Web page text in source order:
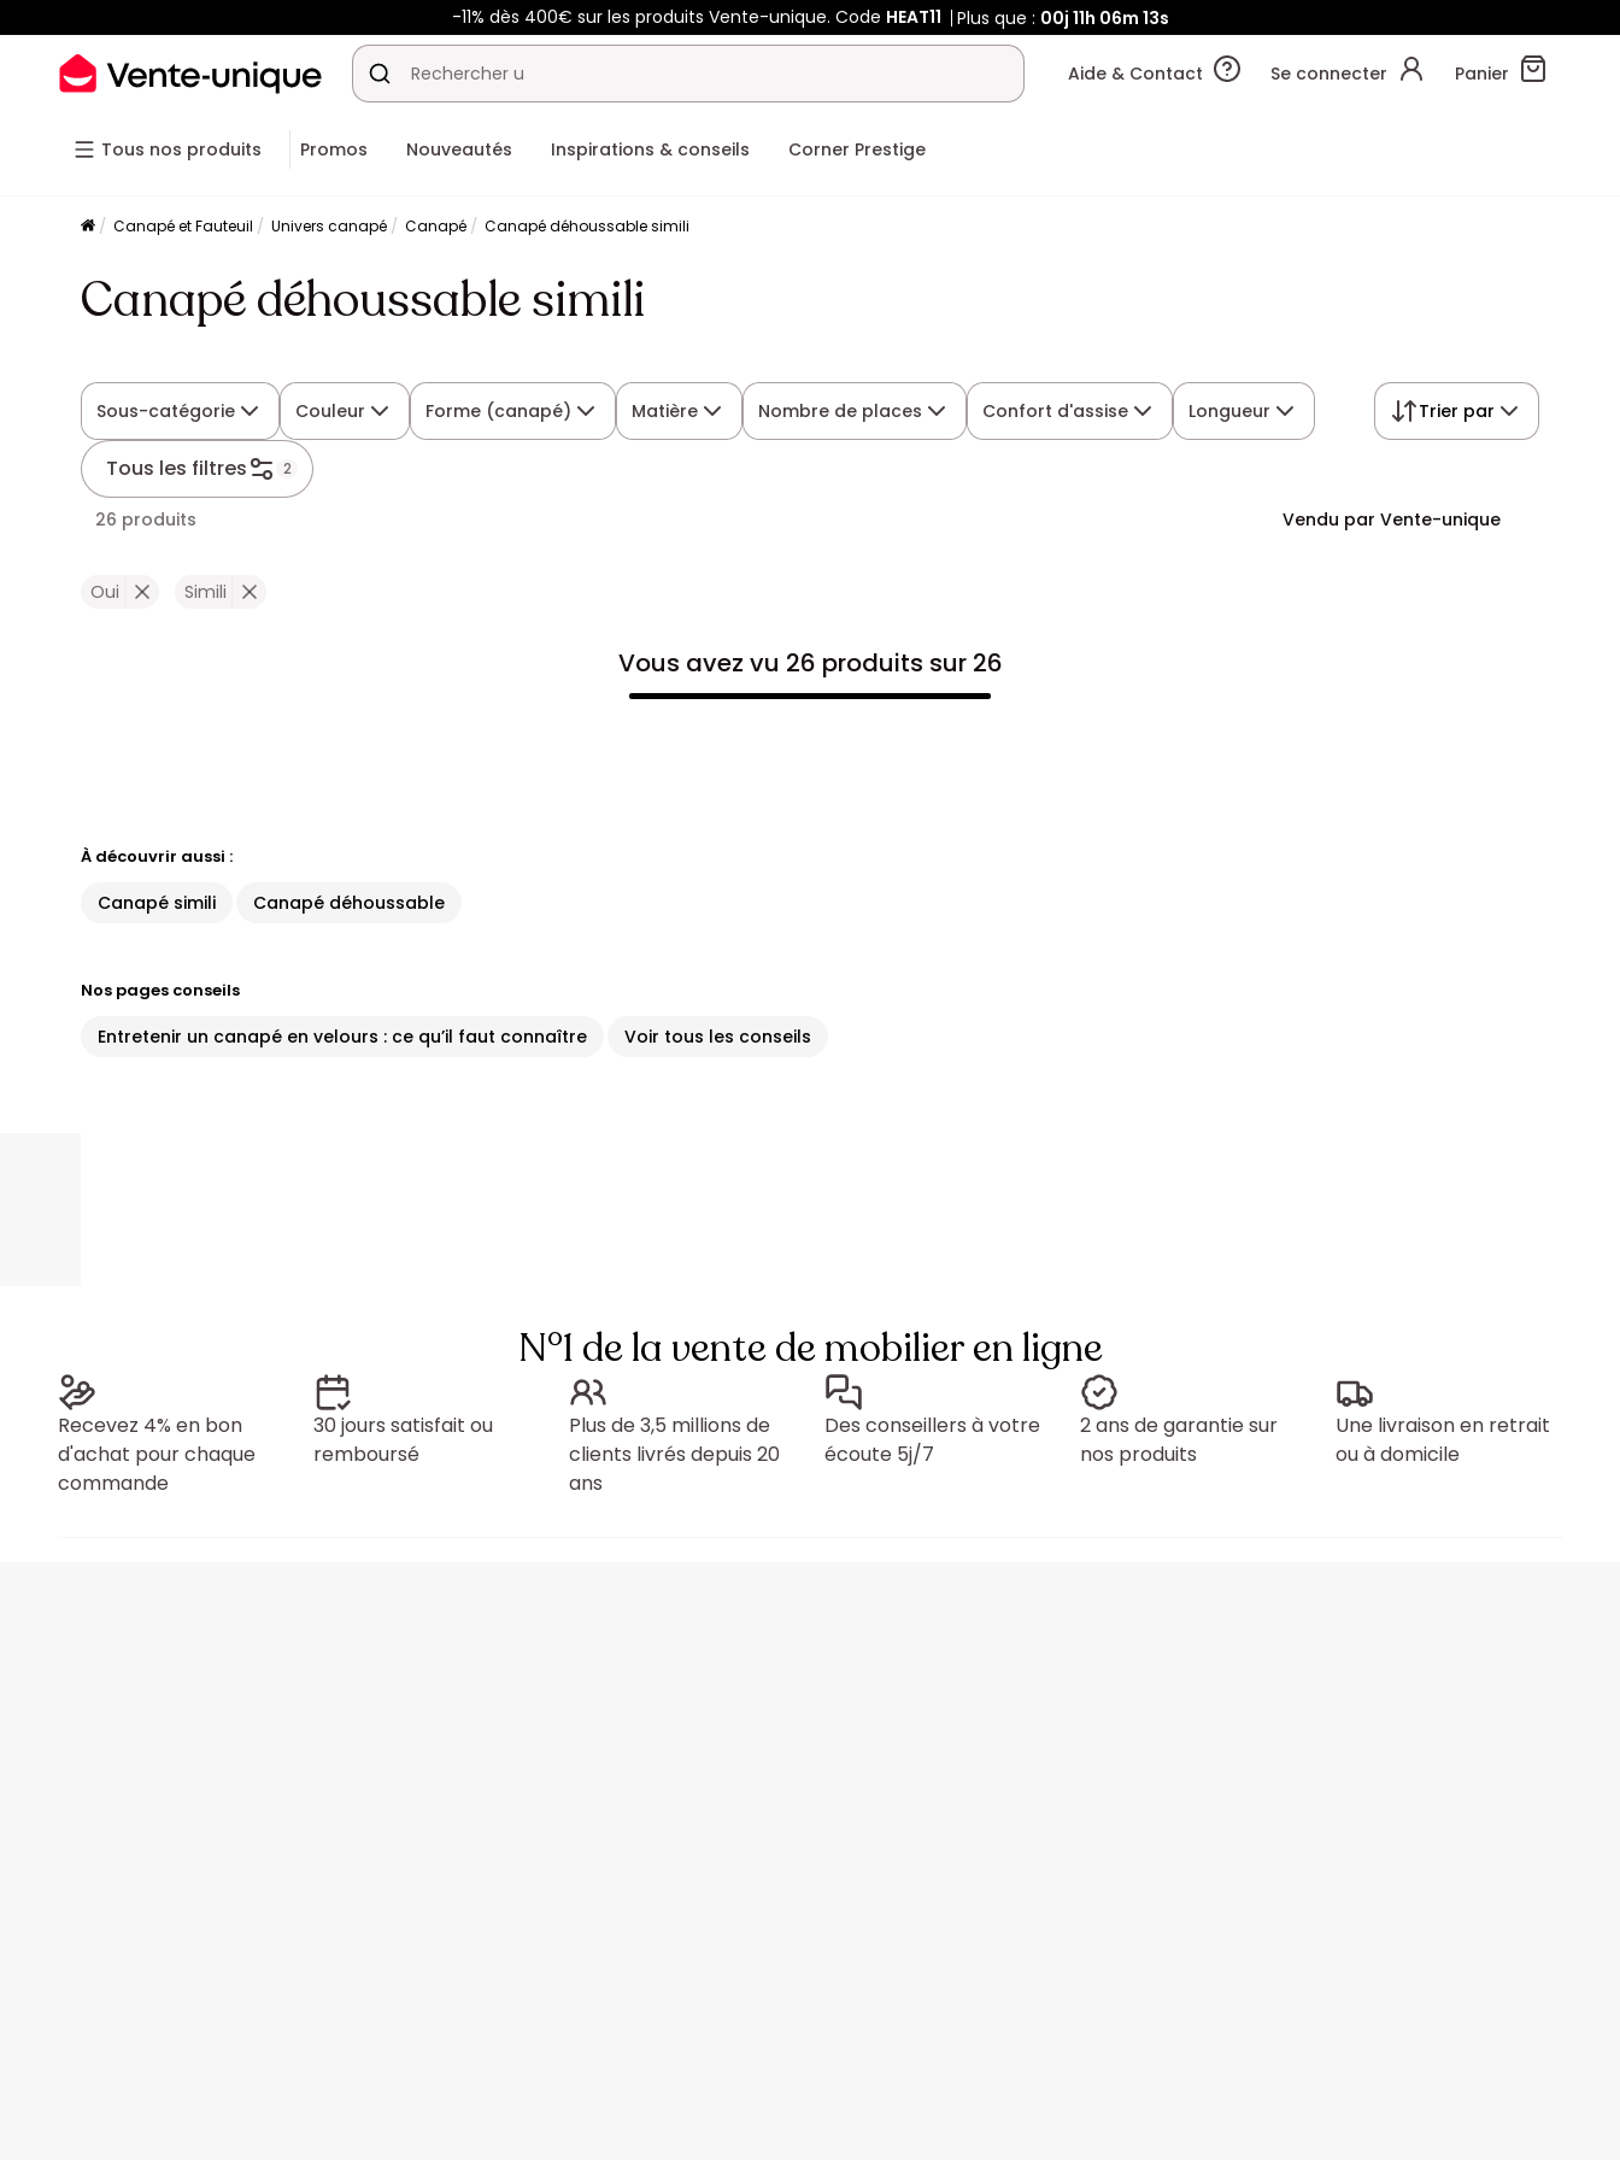
-11% dès 400€ sur les produits Vente-unique. Code HEAT11 Plus que : 00j 11h 06m 12s
Aide & Contact Se connecter Panier
Tous nos produits Promos Nouveautés Inspirations & conseils Corner Prestige
Canapé et Fauteuil Univers canapé Canapé Canapé déhoussable simili
Canapé déhoussable simili
Sous-catégorie Couleur Forme (canapé) Matière Nombre de places Confort d'assise Longueur
Tous les filtres 2
Trier par
26 produits Vendu par Vente-unique
Oui Simili
Vous avez vu 26 produits sur 26
À découvrir aussi :
Canapé simili Canapé déhoussable
Nos pages conseils
Entretenir un canapé en velours : ce qu’il faut connaître Voir tous les conseils
N°1 de la vente de mobilier en ligne
Recevez 4% en bon
d'achat pour chaque
commande
30 jours satisfait ou
remboursé
Plus de 3,5 millions de
clients livrés depuis 20
ans
Des conseillers à votre
écoute 5j/7
2 ans de garantie sur
nos produits
Une livraison en retrait
ou à domicile